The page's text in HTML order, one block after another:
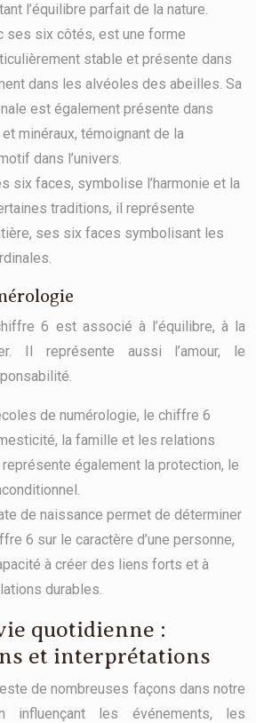
l’équilibre parfait de la nature.
ses six côtés, est une forme
stable et présente dans
dans les alvéoles des abeilles. Sa
est également présente dans
minéraux, témoignant de la
dans l’univers.
six faces, symbolise l’harmonie et la
traditions, il représente
ses six faces symbolisant les
6 est associé à l’équilibre, à la
Il représente aussi l’amour, le
de numérologie, le chiffre 6
la famille et les relations
également la protection, le
de naissance permet de déterminer
6 sur le caractère d’une personne,
à créer des liens forts et à
durables.
quotidienne :
et interprétations
de nombreuses façons dans notre
influençant les événements, les